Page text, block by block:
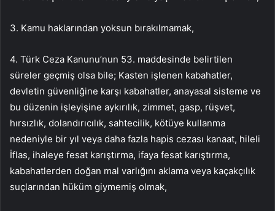
3. Kamu haklarından yoksun bırakılmamak,
4. Türk Ceza Kanunu’nun 53. maddesinde belirtilen
süreler geçmiş olsa bile; Kasten işlenen kabahatler,
devletin güvenliğine karşı kabahatler, anayasal sisteme ve
bu düzenin işleyişine aykırılık, zimmet, gasp, rüşvet,
hırsızlık, dolandırıcılık, sahtecilik, kötüye kullanma
nedeniyle bir yıl veya daha fazla hapis cezası kanaat, hileli
İflas, ihaleye fesat karıştırma, ifaya fesat karıştırma,
kabahatlerden doğan mal varlığını aklama veya kaçakçılık
suçlarından hüküm giymemiş olmak,